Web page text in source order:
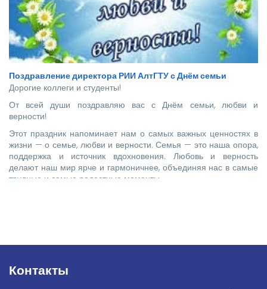
Поздравление директора РИИ АлтГТУ с Днём семьи
Дорогие коллеги и студенты!
От всей души поздравляю вас с Днём семьи, любви и
верности!
Этот праздник напоминает нам о самых важных ценностях в
жизни — о семье, любви и верности. Семья — это наша опора,
поддержка и источник вдохновения. Любовь и верность
делают наш мир ярче и гармоничнее, объединяя нас в самые
трудные и самые радостные моменты.
Контакты